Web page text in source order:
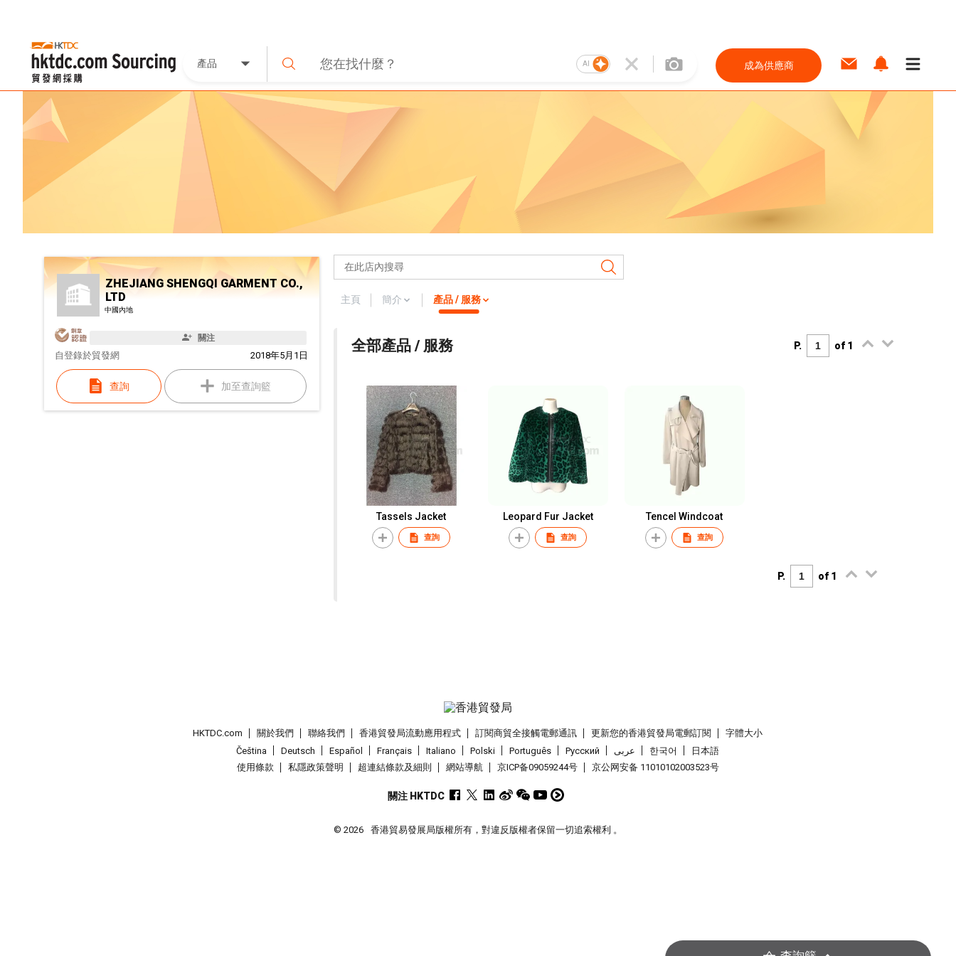
產品 AI 成為供應商
ZHEJIANG SHENGQI GARMENT CO.,
LTD
中國內地
關注
自 2018年5月1日
登錄於貿發網
查詢 加至查詢籃
主頁 簡介 產品 / 服務
全部產品 / 服務 P. of 1
Tassels Jacket
查詢
Leopard Fur Jacket
查詢
Tencel Windcoat
查詢
P. of 1
HKTDC.com 關於我們 聯絡我們 香港貿發局流動應用程式 訂閱商貿全接觸電郵通訊 更新您的香港貿發局電郵訂閱
字體大小
Čeština
Deutsch Español Français Italiano Polski Português Pусский عربى 한국어
日本語
使用條款
私隱政策聲明 超連結條款及細則 網站導航 京ICP备09059244号 京公网安备 11010102003523号
關注 HKTDC
© 2026 香港貿易發展局版權所有，對違反版權者保留一切追索權利 。